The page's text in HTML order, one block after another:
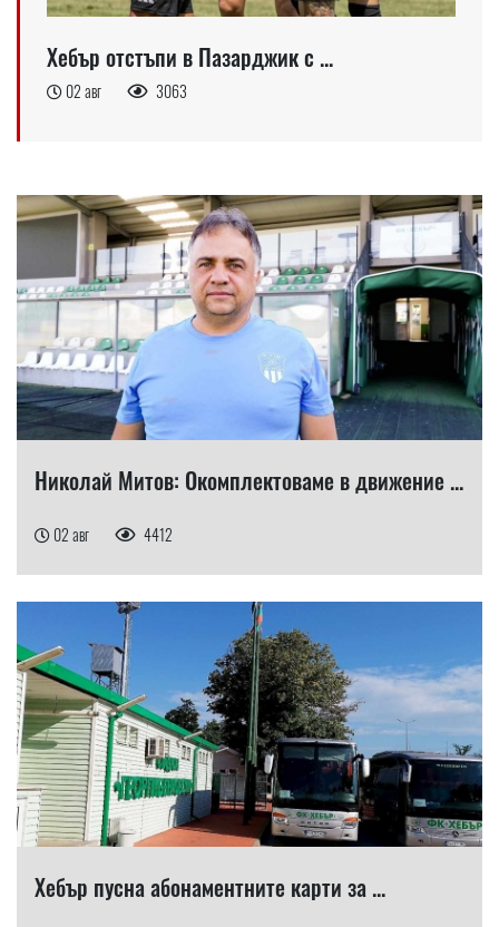
Хебър отстъпи в Пазарджик с ...
02 авг 3063
Николай Митов: Окомплектоваме в движение ...
02 авг 4412
Хебър пусна абонаментните карти за ...